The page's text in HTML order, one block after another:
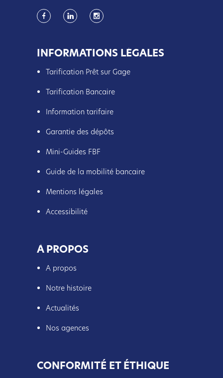
INFORMATIONS LÉGALES
Tarification Prêt sur Gage
Tarification Bancaire
Information tarifaire
Garantie des dépôts
Mini-Guides FBF
Guide de la mobilité bancaire
Mentions légales
Accessibilité
À PROPOS
A propos
Notre histoire
Actualités
Nos agences
CONFORMITÉ ET ÉTHIQUE